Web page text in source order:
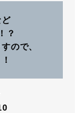
ど
？
ので、